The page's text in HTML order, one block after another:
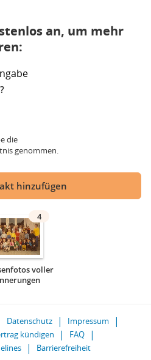
an, um mehr
die
genommen.
hinzufügen
4
voller
Datenschutz
Impressum
kündigen
FAQ
Barrierefreiheit